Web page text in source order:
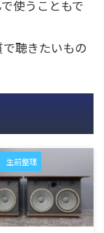
使うこともで
聴きたいもの
生前整理